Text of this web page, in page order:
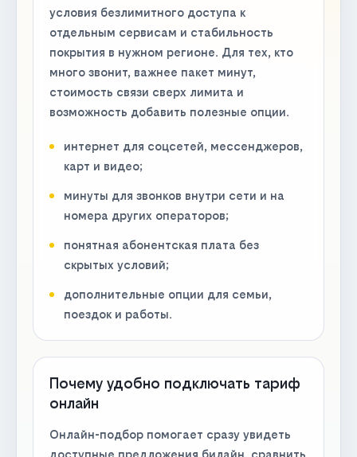
условия безлимитного доступа к
отдельным сервисам и стабильность
покрытия в нужном регионе. Для тех, кто
много звонит, важнее пакет минут,
стоимость связи сверх лимита и
возможность добавить полезные опции.
интернет для соцсетей, мессенджеров,
карт и видео;
минуты для звонков внутри сети и на
номера других операторов;
понятная абонентская плата без
скрытых условий;
дополнительные опции для семьи,
поездок и работы.
Почему удобно подключать тариф
онлайн
Онлайн-подбор помогает сразу увидеть
доступные предложения билайн, сравнить